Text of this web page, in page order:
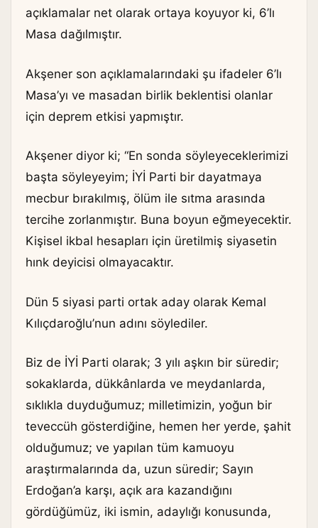
açıklamalar net olarak ortaya koyuyor ki, 6’lı
Masa dağılmıştır.
Akşener son açıklamalarındaki şu ifadeler 6’lı
Masa’yı ve masadan birlik beklentisi olanlar
için deprem etkisi yapmıştır.
Akşener diyor ki; “En sonda söyleyeceklerimizi
başta söyleyeyim; İYİ Parti bir dayatmaya
mecbur bırakılmış, ölüm ile sıtma arasında
tercihe zorlanmıştır. Buna boyun eğmeyecektir.
Kişisel ikbal hesapları için üretilmiş siyasetin
hınk deyicisi olmayacaktır.
Dün 5 siyasi parti ortak aday olarak Kemal
Kılıçdaroğlu’nun adını söylediler.
Biz de İYİ Parti olarak; 3 yılı aşkın bir süredir;
sokaklarda, dükkânlarda ve meydanlarda,
sıklıkla duyduğumuz; milletimizin, yoğun bir
teveccüh gösterdiğine, hemen her yerde, şahit
olduğumuz; ve yapılan tüm kamuoyu
araştırmalarında da, uzun süredir; Sayın
Erdoğan’a karşı, açık ara kazandığını
gördüğümüz, iki ismin, adaylığı konusunda,